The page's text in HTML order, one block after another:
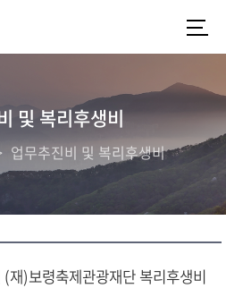
및 복리후생비
업무추진비 및 복리후생비
)보령축제관광재단 복리후생비